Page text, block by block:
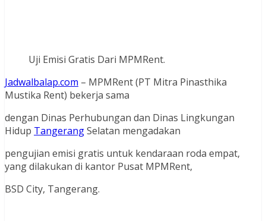
Uji Emisi Gratis Dari MPMRent.
Jadwalbalap.com – MPMRent (PT Mitra Pinasthika
Mustika Rent) bekerja sama
dengan Dinas Perhubungan dan Dinas Lingkungan
Hidup TangerangSelatan mengadakan
pengujian emisi gratis untuk kendaraan roda empat,
yang dilakukan di kantor Pusat MPMRent,
BSD City, Tangerang.